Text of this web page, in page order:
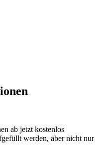
ab jetzt kostenlos
werden, aber nicht nur